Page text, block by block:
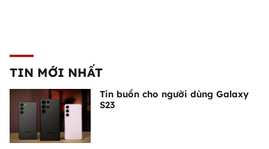
TIN MỚI NHẤT
Tin buồn cho người dùng Galaxy
S23